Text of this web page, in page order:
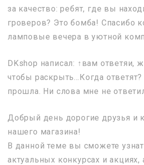
за качество: ребят, где вы
гроверов? Это бомба! Спасибо
ламповые вечера в уютной
DKshop написал: ↑вам ответяи,
чтобы раскрыть…Когда
прошла. Ни слова мне не
Добрый день дорогие друзья и
нашего магазина!
В данной теме вы сможете
актуальных конкурсах и акциях,